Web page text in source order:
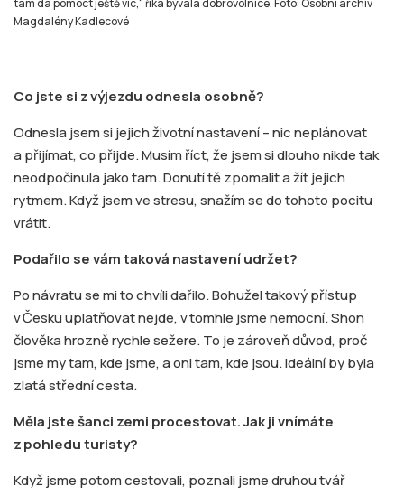
tam dá pomoct ještě víc,“ říká bývalá dobrovolnice. Foto: Osobní archiv
Magdalény Kadlecové
Co jste si z výjezdu odnesla osobně?
Odnesla jsem si jejich životní nastavení – nic neplánovat
a přijímat, co přijde. Musím říct, že jsem si dlouho nikde tak
neodpočinula jako tam. Donutí tě zpomalit a žít jejich
rytmem. Když jsem ve stresu, snažím se do tohoto pocitu
vrátit.
Podařilo se vám taková nastavení udržet?
Po návratu se mi to chvíli dařilo. Bohužel takový přístup
v Česku uplatňovat nejde, v tomhle jsme nemocní. Shon
člověka hrozně rychle sežere. To je zároveň důvod, proč
jsme my tam, kde jsme, a oni tam, kde jsou. Ideální by byla
zlatá střední cesta.
Měla jste šanci zemi procestovat. Jak ji vnímáte
z pohledu turisty?
Když jsme potom cestovali, poznali jsme druhou tvář